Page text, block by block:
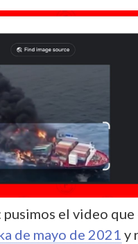
pusimos el video
de mayo de 2021 y